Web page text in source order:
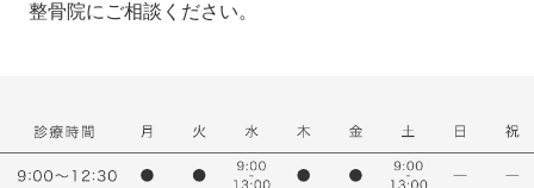
整骨院にご相談ください。